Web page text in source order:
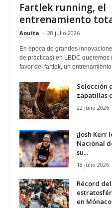
Fartlek running, el
entrenamiento
Aouita - 28 julio 2026
En época de grandes
de prácticas) en LBDC queremos
favor del fartlek, un
Selección
zapatillas
22 julio 2026
¡Josh Kerr
Nacional
su...
18 julio 2026
Récord
en Mónaco